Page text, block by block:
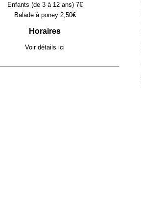
Enfants (de 3 à 12 ans) 7€
Balade à poney 2,50€
Horaires
Voir détails ici